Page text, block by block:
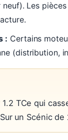
Les
: Certains
(distribution,
1.2 TCe qui
un Scénic